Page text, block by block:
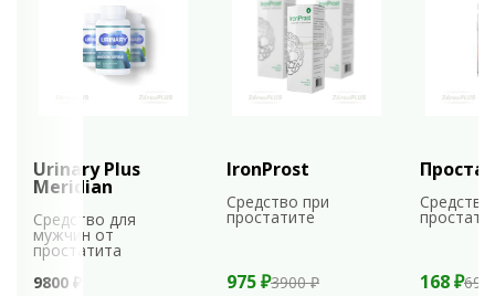
Urinary Plus
Meridian
Средство для
мужчин от
простатита
9800 ₽
IronProst
Средство при
простатите
975 ₽3900 ₽ 168 ₽